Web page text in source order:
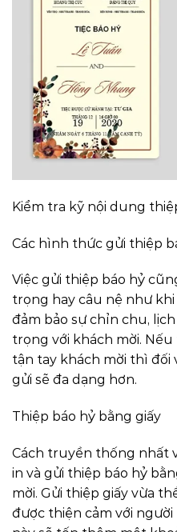
Kiểm tra kỹ nội dung
Các hình thức gửi thiệp
Việc gửi thiệp báo hỷ
trọng hay câu nệ như
đảm bảo sự chỉn chu,
trọng với khách mời.
tận tay khách mời thì đối
gửi sẽ đa dạng hơn.
Thiệp báo hỷ bằng giấy
Cách truyền thống nhất
in và gửi thiệp báo hỷ
mời. Gửi thiệp giấy vừa
được thiện cảm với